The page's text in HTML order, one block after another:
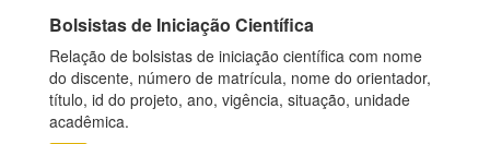
Bolsistas de Iniciação Científica
Relação de bolsistas de iniciação científica com nome
do discente, número de matrícula, nome do orientador,
título, id do projeto, ano, vigência, situação, unidade
acadêmica.